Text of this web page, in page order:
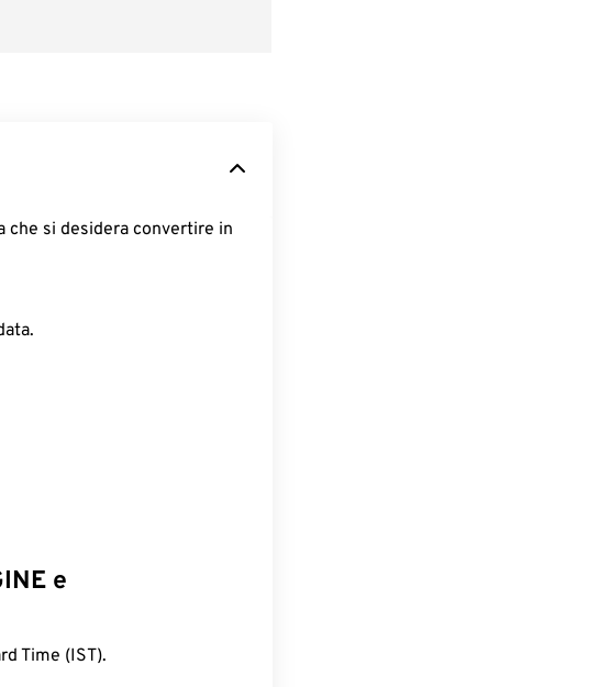
che si desidera convertire in
e
Time (IST).